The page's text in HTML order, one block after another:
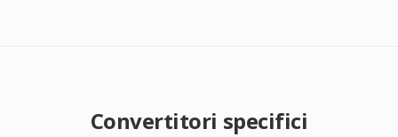
Convertitori specifici